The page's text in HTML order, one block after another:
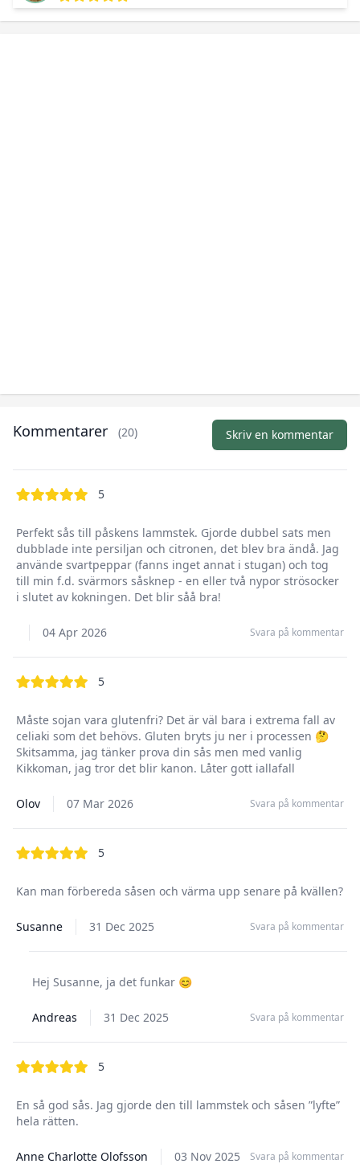
Kommentarer (20) Skriv en kommentar
5out of 5 stars
Perfekt sås till påskens lammstek. Gjorde dubbel sats men
dubblade inte persiljan och citronen, det blev bra ändå. Jag
använde svartpeppar (fanns inget annat i stugan) och tog
till min f.d. svärmors såsknep - en eller två nypor strösocker
i slutet av kokningen. Det blir såå bra!
04 Apr 2026 Svara på kommentar
5out of 5 stars
Måste sojan vara glutenfri? Det är väl bara i extrema fall av
celiaki som det behövs. Gluten bryts ju ner i processen 🤔
Skitsamma, jag tänker prova din sås men med vanlig
Kikkoman, jag tror det blir kanon. Låter gott iallafall
Olov 07 Mar 2026 Svara på kommentar
5out of 5 stars
Kan man förbereda såsen och värma upp senare på kvällen?
Susanne 31 Dec 2025 Svara på kommentar
Hej Susanne, ja det funkar 😊
Andreas 31 Dec 2025 Svara på kommentar
5out of 5 stars
En så god sås. Jag gjorde den till lammstek och såsen ”lyfte”
hela rätten.
Anne Charlotte Olofsson 03 Nov 2025 Svara på kommentar